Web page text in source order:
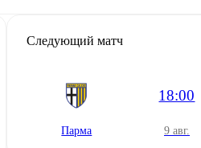
Следующий матч
Парма
18:00
9 авг.